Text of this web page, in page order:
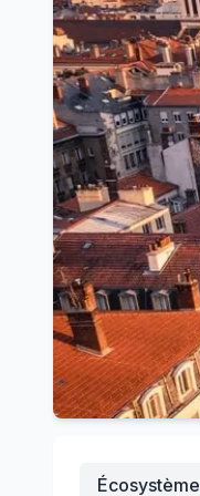
Écosystème